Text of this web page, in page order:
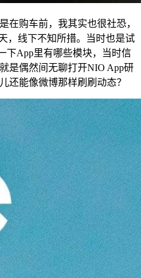
在购车前，我其实也很社恐，
，线下不知所措。当时也是试
下App里有哪些模块，当时信
是偶然间无聊打开NIO App研
还能像微博那样刷刷动态？